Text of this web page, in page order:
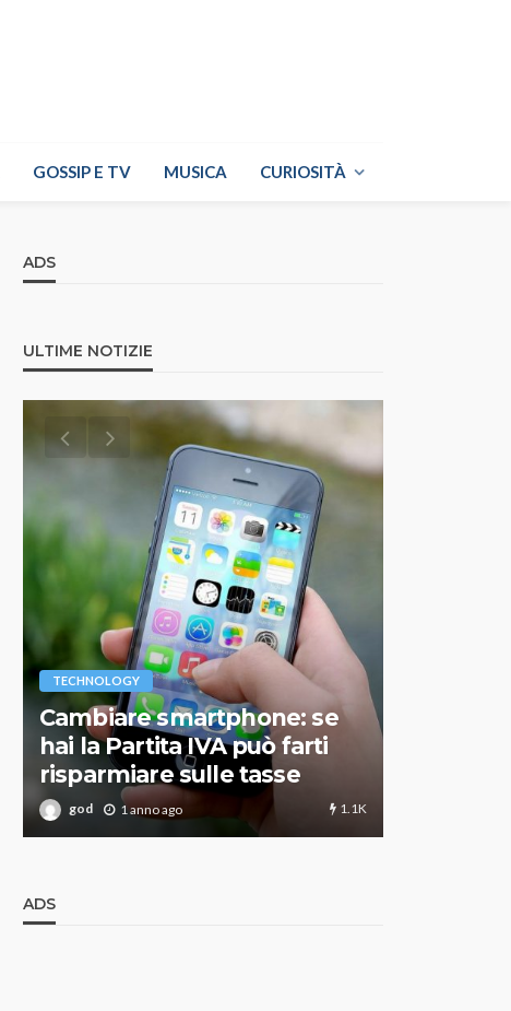
GOSSIP E TV MUSICA CURIOSITÀ
ADS
ULTIME NOTIZIE
TECHNOLOGY
Cambiare smartphone: se
hai la Partita IVA può farti
risparmiare sulle tasse
god 1 anno ago 1.1K
ADS